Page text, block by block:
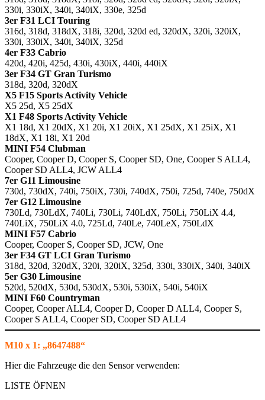
330i, 330iX, 340i, 340iX, 330e, 325d
3er F31 LCI Touring
316d, 318d, 318dX, 318i, 320d, 320d ed, 320dX, 320i, 320iX,
330i, 330iX, 340i, 340iX, 325d
4er F33 Cabrio
420d, 420i, 425d, 430i, 430iX, 440i, 440iX
3er F34 GT Gran Turismo
318d, 320d, 320dX
X5 F15 Sports Activity Vehicle
X5 25d, X5 25dX
X1 F48 Sports Activity Vehicle
X1 18d, X1 20dX, X1 20i, X1 20iX, X1 25dX, X1 25iX, X1
18dX, X1 18i, X1 20d
MINI F54 Clubman
Cooper, Cooper D, Cooper S, Cooper SD, One, Cooper S ALL4,
Cooper SD ALL4, JCW ALL4
7er G11 Limousine
730d, 730dX, 740i, 750iX, 730i, 740dX, 750i, 725d, 740e, 750dX
7er G12 Limousine
730Ld, 730LdX, 740Li, 730Li, 740LdX, 750Li, 750LiX 4.4,
740LiX, 750LiX 4.0, 725Ld, 740Le, 740LeX, 750LdX
MINI F57 Cabrio
Cooper, Cooper S, Cooper SD, JCW, One
3er F34 GT LCI Gran Turismo
318d, 320d, 320dX, 320i, 320iX, 325d, 330i, 330iX, 340i, 340iX
5er G30 Limousine
520d, 520dX, 530d, 530dX, 530i, 530iX, 540i, 540iX
MINI F60 Countryman
Cooper, Cooper ALL4, Cooper D, Cooper D ALL4, Cooper S,
Cooper S ALL4, Cooper SD, Cooper SD ALL4
M10 x 1: „8647488“
Hier die Fahrzeuge die den Sensor verwenden:
LISTE ÖFNEN